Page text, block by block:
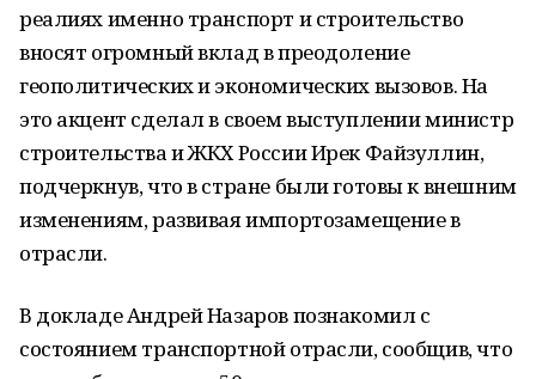
реалиях именно транспорт и строительство
вносят огромный вклад в преодоление
геополитических и экономических вызовов. На
это акцент сделал в своем выступлении министр
строительства и ЖКХ России Ирек Файзуллин,
подчеркнув, что в стране были готовы к внешним
изменениям, развивая импортозамещение в
отрасли.
В докладе Андрей Назаров познакомил с
состоянием транспортной отрасли, сообщив, что